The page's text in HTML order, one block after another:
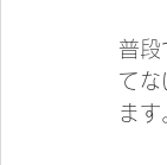
普段
てな
ます